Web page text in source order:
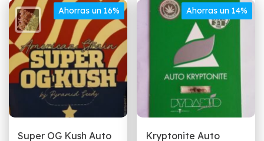
Ahorras un 16%
Super OG Kush Auto
Ahorras un 14%
Kryptonite Auto